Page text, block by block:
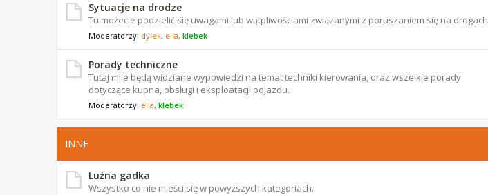
Sytuacje na drodze
Tu możecie podzielić się uwagami lub wątpliwościami związanymi z poruszaniem się na drogach
Moderatorzy: dylek, ella, klebek
Porady techniczne
Tutaj mile będą widziane wypowiedzi na temat techniki kierowania, oraz wszelkie porady
dotyczące kupna, obsługi i eksploatacji pojazdu.
Moderatorzy: ella, klebek
INNE
Luźna gadka
Wszystko co nie mieści się w powyższych kategoriach.